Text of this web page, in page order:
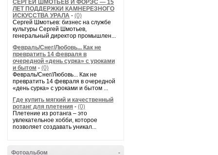
СЕРГЕЙ ШМОТЬЕВ И ФОРЭС — 15
ЛЕТ ПОДДЕРЖКИ КАМНЕРЕЗНОГО
ИСКУССТВА УРАЛА - (0)
Сергей Шмотьев: бизнес на службе
культуры Сергей Шмотьев,
генеральный директор промышлен...
Февраль/Снег/Любовь... Как не
превратить 14 февраля в
очередной «день сурка» с уроками
и бытом - (0)
Февраль/Снег/Любовь... Как не
превратить 14 февраля в очередной
«день сурка» с уроками и бытом ...
Где купить мягкий и качественный
ротанг для плетения - (0)
Плетение из ротанга – это
увлекательное хобби, которое
позволяет создавать уникал...
-
Фотоальбом